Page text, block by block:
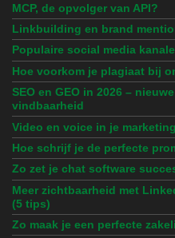
MCP, de opvolger van API?
Linkbuilding en brand
Populaire social media
Hoe voorkom je plagiaat bij
SEO en GEO in 2026 –
vindbaarheid
Video en voice in je
Hoe schrijf je de perfecte
Zo zet je chat software
Meer zichtbaarheid met
(5 tips)
Zo maak je een perfecte